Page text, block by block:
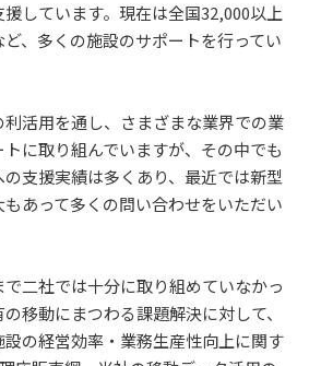
しています。現在は全国32,000以上
、多くの施設のサポートを行ってい
活用を通し、さまざまな業界での業
に取り組んでいますが、その中でも
支援実績は多くあり、最近では新型
あって多くの問い合わせをいただい
二社では十分に取り組めていなかっ
移動にまつわる課題解決に対して、
の経営効率・業務生産性向上に関す